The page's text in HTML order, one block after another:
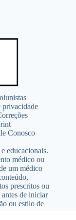
privacidade
Conosco
educacionais.
médico ou
um médico
prescritos ou
de iniciar
ou estilo de